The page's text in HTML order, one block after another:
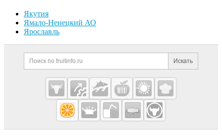
Якутия
Ямало-Ненецкий АО
Ярославль
Дополнительная информация
Поиск по сайту и
Искать
Cсылки на полезные проекты
Fruitinfo.ru
— рынок